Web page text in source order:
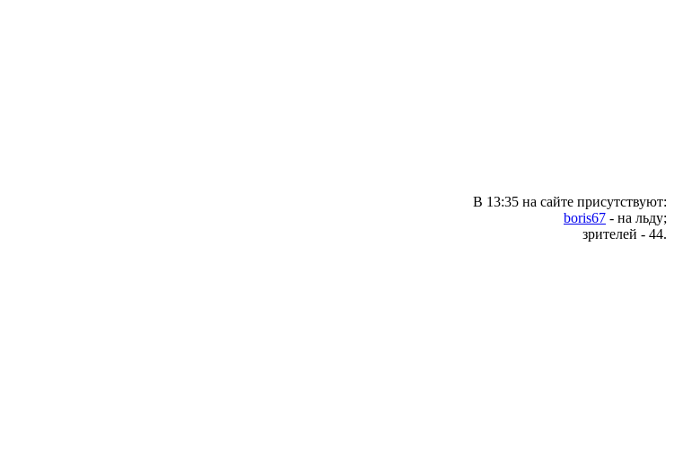
В 13:35 на сайте присутствуют:
boris67 - на льду;
зрителей - 44.